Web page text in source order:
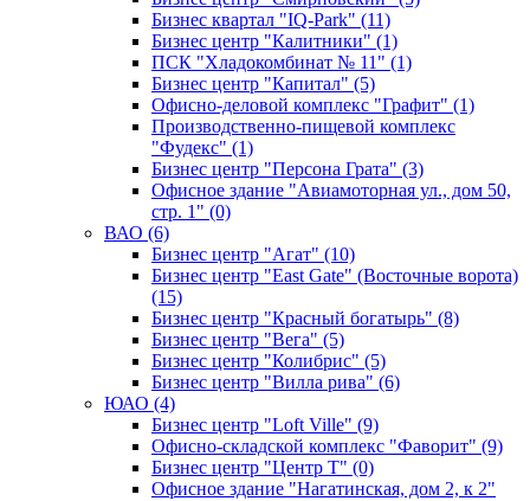
Бизнес квартал "IQ-Park" (11)
Бизнес центр "Калитники" (1)
ПСК "Хладокомбинат № 11" (1)
Бизнес центр "Капитал" (5)
Офисно-деловой комплекс "Графит" (1)
Производственно-пищевой комплекс
"Фудекс" (1)
Бизнес центр "Персона Грата" (3)
Офисное здание "Авиамоторная ул., дом 50,
стр. 1" (0)
ВАО (6)
Бизнес центр "Агат" (10)
Бизнес центр "East Gate" (Восточные ворота)
(15)
Бизнес центр "Красный богатырь" (8)
Бизнес центр "Вега" (5)
Бизнес центр "Колибрис" (5)
Бизнес центр "Вилла рива" (6)
ЮАО (4)
Бизнес центр "Loft Ville" (9)
Офисно-складской комплекс "Фаворит" (9)
Бизнес центр "Центр Т" (0)
Офисное здание "Нагатинская, дом 2, к 2"